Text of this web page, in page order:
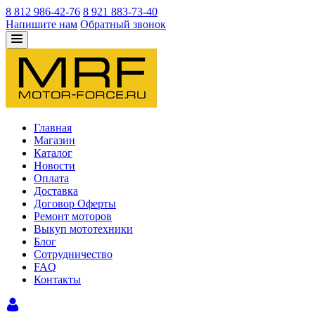
8 812 986-42-76 8 921 883-73-40
Напишите нам Обратный звонок
Главная
Магазин
Каталог
Новости
Оплата
Доставка
Договор Оферты
Ремонт моторов
Выкуп мототехники
Блог
Сотрудничество
FAQ
Контакты